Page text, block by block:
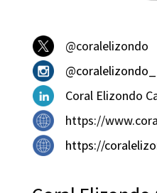
@coralelizondo
@coralelizondo_
Coral Elizondo
https://
https://